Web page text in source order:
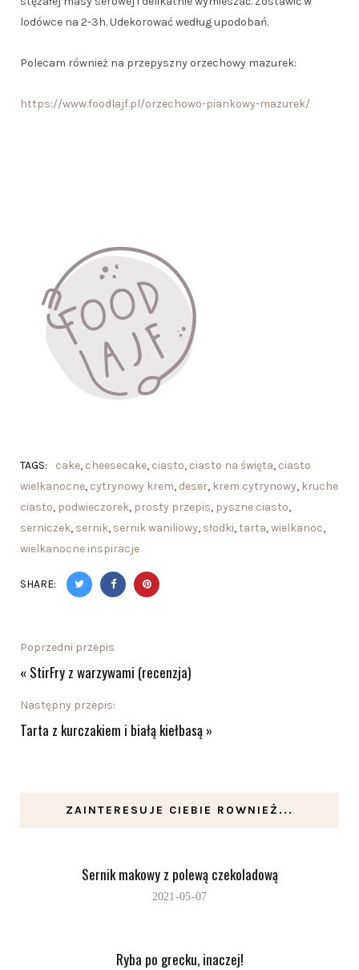
lodówce na 2-3h. Udekorować według upodobań.
Polecam również na przepyszny orzechowy mazurek:
https://www.foodlajf.pl/orzechowo-piankowy-mazurek/
TAGS: cake, cheesecake, ciasto, ciasto na święta, ciasto
wielkanocne, cytrynowy krem, deser, krem cytrynowy, kruche
ciasto, podwieczorek, prosty przepis, pyszne ciasto,
serniczek, sernik, sernik waniliowy, słodki,tarta,wielkanoc,
wielkanocne inspiracje
SHARE:
Poprzedni przepis
« StirFry z warzywami (recenzja)
Następny przepis:
Tarta z kurczakiem i białą kiełbasą »
ZAINTERESUJE CIEBIE ROWNIEŻ...
Sernik makowy z polewą czekoladową
2021-05-07
Ryba po grecku, inaczej!